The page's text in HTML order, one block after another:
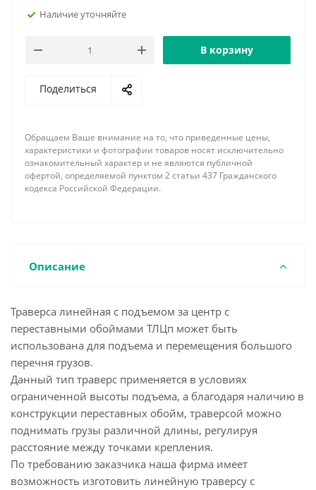
наличию в конструкции переставных обойм,
длины, регулируя расстояние между точками
возможность изготовить линейную траверсу с
соответствующей комплектации концевыми
элементами и грузозахватными устройствами с
учетом всех пожеланий и особенностей
поднимаемого груза. При заказе обязательно
Наличие уточняйте
В корзину
Поделиться
Обращаем Ваше внимание на то, что приведенные цены,
характеристики и фотографии товаров носят исключительно
ознакомительный характер и не являются публичной
офертой, определяемой пунктом 2 статьи 437 Гражданского
кодекса Российской Федерации.
Описание
Траверса линейная с подъемом за центр с
переставными обоймами ТЛЦп может быть
использована для подъема и перемещения большого
перечня грузов.
Данный тип траверс применяется в условиях
ограниченной высоты подъема, а благодаря наличию в
конструкции переставных обойм, траверсой можно
поднимать грузы различной длины, регулируя
расстояние между точками крепления.
По требованию заказчика наша фирма имеет
возможность изготовить линейную траверсу с